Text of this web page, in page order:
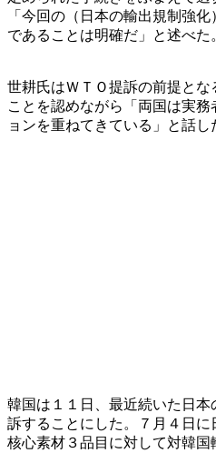
「今回の（日本の輸出規制強
であることは明確だ」と述べた
世耕氏はＷＴＯ提訴の前提と
ことを認めながら「両国は実
ョンを重ねてきている」と話し
韓国は１１日、最近続いた日
訴することにした。７月４日
核心素材３品目に対して対韓